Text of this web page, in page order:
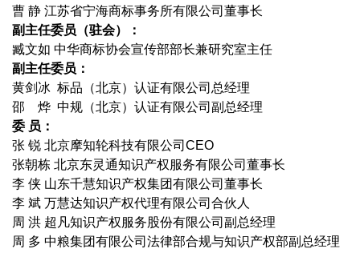
曹 静 江苏省宁海商标事务所有限公司董事长
副主任委员（驻会）：
臧文如 中华商标协会宣传部部长兼研究室主任
副主任委员：
黄剑冰 标品（北京）认证有限公司总经理
邵 烨 中规（北京）认证有限公司副总经理
委 员：
张 锐 北京摩知轮科技有限公司CEO
张朝栋 北京东灵通知识产权服务有限公司董事长
李 侠 山东千慧知识产权集团有限公司董事长
李 斌 万慧达知识产权代理有限公司合伙人
周 洪 超凡知识产权服务股份有限公司副总经理
周 多 中粮集团有限公司法律部合规与知识产权部副总经理